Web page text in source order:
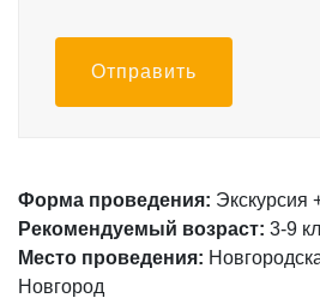
Отправить
Форма проведения: Экскурсия
Рекомендуемый возраст: 3-9
Место проведения:
Новгород